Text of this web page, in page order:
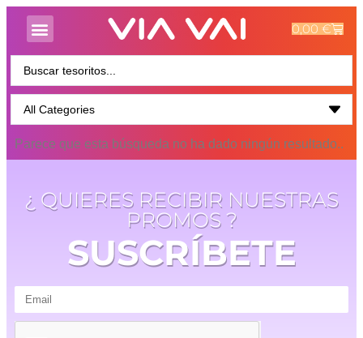
0,00€
Parece que esta búsqueda no ha dado ningún resultado..
¿ QUIERES RECIBIR NUESTRAS
PROMOS ?
SUSCRÍBETE